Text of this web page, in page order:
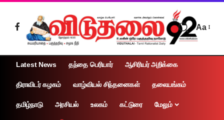
Aa
Latest News தந்தை பெரியார் ஆசிரியர் அறிக்கை
திராவிடர் கழகம் வாழ்வியல் சிந்தனைகள் தலையங்கம்
தமிழ்நாடு அரசியல் உலகம் கட்டுரை மேலும்